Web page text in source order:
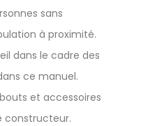
sans
à proximité.
dans le cadre des
ce manuel.
et accessoires
constructeur.